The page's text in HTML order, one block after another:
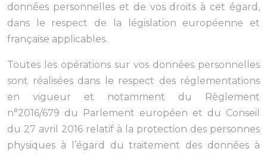
données personnelles et de vos droits à cet égard,
dans le respect de la législation européenne et
française applicables.
Toutes les opérations sur vos données personnelles
sont réalisées dans le respect des réglementations
en vigueur et notamment du Règlement
n°2016/679 du Parlement européen et du Conseil
du 27 avril 2016 relatif à la protection des personnes
physiques à l’égard du traitement des données à